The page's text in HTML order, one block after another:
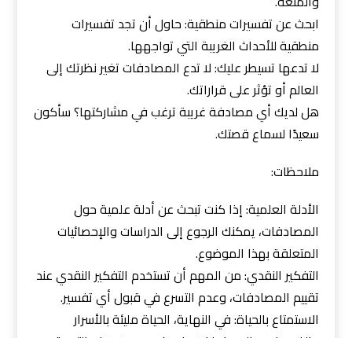
ابحث عن تفسيرات منطقية: حاول أن تجد تفسيرات
منطقية للأحداث الغريبة التي تواجهها.
لا تدعها تسيطر عليك: لا تدع المصادفات تغير نظرتك إلى
العالم أو تؤثر على قراراتك.
هل لديك أي مصادفة غريبة ترغب في مشاركتها؟ سأكون
سعيدًا لسماع قصتك.
ملاحظات:
الأدلة العلمية: إذا كنت تبحث عن أدلة علمية حول
المصادفات، يمكنك الرجوع إلى الدراسات والإحصائيات
المتعلقة بهذا الموضوع.
التفكير النقدي: من المهم أن تستخدم التفكير النقدي عند
تقييم المصادفات، وعدم التسرع في قبول أي تفسير.
الاستمتاع بالحياة: في النهاية، الحياة مليئة بالأسرار